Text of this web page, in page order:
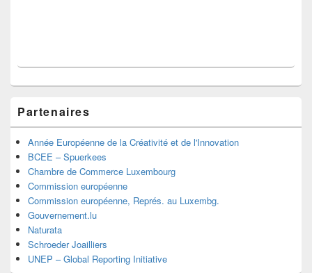
Partenaires
Année Européenne de la Créativité et de l'Innovation
BCEE – Spuerkees
Chambre de Commerce Luxembourg
Commission européenne
Commission européenne, Représ. au Luxembg.
Gouvernement.lu
Naturata
Schroeder Joailliers
UNEP – Global Reporting Initiative